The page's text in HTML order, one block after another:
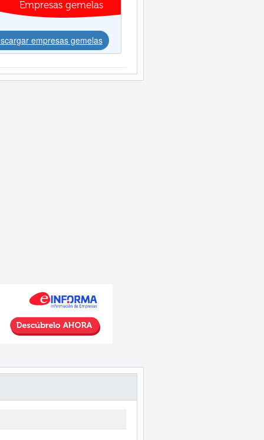
Empresas gemelas
empresas gemelas